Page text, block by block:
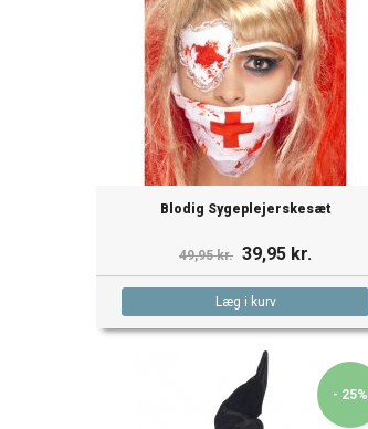
Blodig Sygeplejerskesæt
49,95 kr. 39,95 kr.
Læg i kurv
- 25%